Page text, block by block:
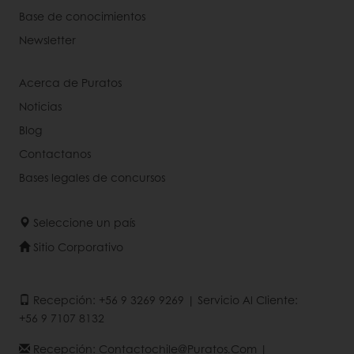
Base de conocimientos
Newsletter
Acerca de Puratos
Noticias
Blog
Contactanos
Bases legales de concursos
Seleccione un país
Sitio Corporativo
Recepción: +56 9 3269 9269 | Servicio Al Cliente:
+56 9 7107 8132
Recepción: Contactochile@puratos.com |